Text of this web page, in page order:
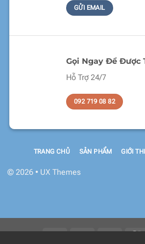
GỬI EMAIL
Gọi Ngay Để Được
Hỗ Trợ 24/7
092 719 08 82
© 2026 • UX Themes
TRANG CHỦ SẢN PHẨM GIỚI